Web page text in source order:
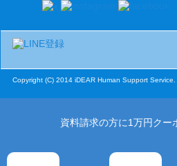
Copyright (C) 2014 iDEAR Human Support Service.
資料請求の方に1万円クー